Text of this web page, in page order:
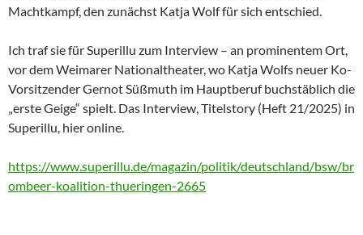
Machtkampf, den zunächst Katja Wolf für sich entschied.
Ich traf sie für Superillu zum Interview – an prominentem Ort,
vor dem Weimarer Nationaltheater, wo Katja Wolfs neuer Ko-
Vorsitzender Gernot Süßmuth im Hauptberuf buchstäblich die
„erste Geige“ spielt. Das Interview, Titelstory (Heft 21/2025) in
Superillu, hier online.
https://www.superillu.de/magazin/politik/deutschland/bsw/br
ombeer-koalition-thueringen-2665